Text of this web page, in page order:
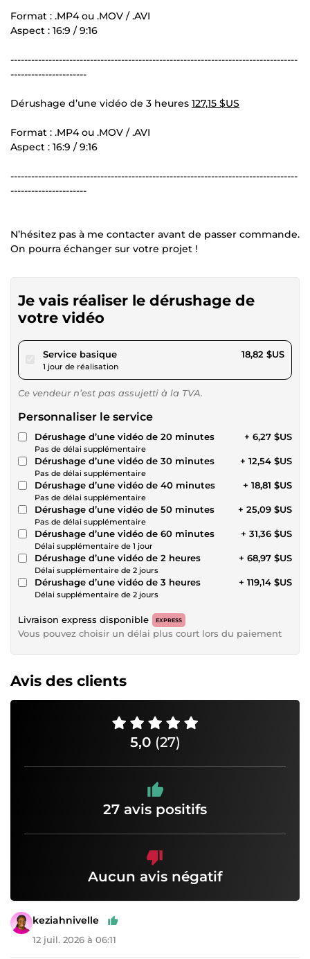
Format : .MP4 ou .MOV / .AVI
Aspect : 16:9 / 9:16
-----------------------------------------------------------------------------------
----------------------
Dérushage d’une vidéo de 3 heures 127,15 $US
Format : .MP4 ou .MOV / .AVI
Aspect : 16:9 / 9:16
-----------------------------------------------------------------------------------
----------------------
N’hésitez pas à me contacter avant de passer commande.
On pourra échanger sur votre projet !
Je vais réaliser le dérushage de
votre vidéo
Service basiquepour 17,34 $US
1 jour de réalisation
18,82 $US
Ce vendeur n’est pas assujetti à la TVA.
Personnaliser le service
Dérushage d’une vidéo de 20 minutes
Pas de délai supplémentaire
+ 6,27 $US
Dérushage d’une vidéo de 30 minutes
Pas de délai supplémentaire
+ 12,54 $US
Dérushage d’une vidéo de 40 minutes
Pas de délai supplémentaire
+ 18,81 $US
Dérushage d’une vidéo de 50 minutes
Pas de délai supplémentaire
+ 25,09 $US
Dérushage d’une vidéo de 60 minutes
Délai supplémentaire de 1 jour
+ 31,36 $US
Dérushage d’une vidéo de 2 heures
Délai supplémentaire de 2 jours
+ 68,97 $US
Dérushage d’une vidéo de 3 heures
Délai supplémentaire de 2 jours
+ 119,14 $US
Livraison express disponible EXPRESS
Vous pouvez choisir un délai plus court lors du paiement
Avis des clients
5,0 (27)
27 avis positifs
Aucun avis négatif
keziahnivelle
12 juil. 2026 à 06:11